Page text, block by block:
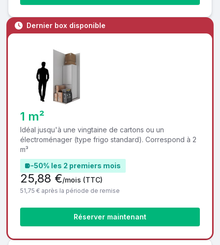
Dernier box disponible
1 m²
Idéal jusqu'à une vingtaine de cartons ou un
électroménager (type frigo standard). Correspond à 2
m³
-50% les 2 premiers mois
Réserver maintenant
25,88 €/mois (TTC)
51,75 € après la période de remise